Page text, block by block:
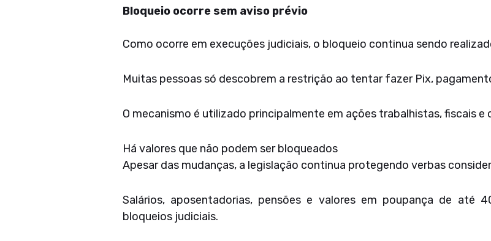
Bloqueio ocorre sem aviso prévio
Como ocorre em execuções judiciais, o bloqueio continua sendo
Muitas pessoas só descobrem a restrição ao tentar fazer Pix,
O mecanismo é utilizado principalmente em ações trabalhistas, fiscais e
Há valores que não podem ser bloqueados
Apesar das mudanças, a legislação continua protegendo verbas
Salários, aposentadorias, pensões e valores em poupança de até
bloqueios judiciais.